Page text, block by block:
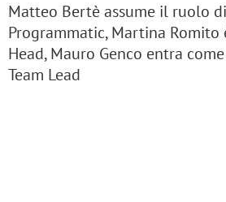
Matteo Bertè assume il ruolo
Programmatic, Martina Romito
Head, Mauro Genco entra
Team Lead